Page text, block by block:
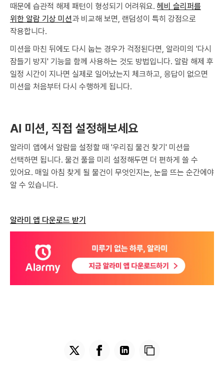
때문에 습관적 해제 패턴이 형성되기 어려워요. 헤비 슬리퍼를
위한 알람 기상 미션과 비교해 보면, 랜덤성이 특히 강점으로
작용합니다.
미션을 마친 뒤에도 다시 눕는 경우가 걱정된다면, 알라미의 '다시
잠들기 방지' 기능을 함께 사용하는 것도 방법입니다. 알람 해제 후
일정 시간이 지나면 실제로 일어났는지 체크하고, 응답이 없으면
미션을 처음부터 다시 수행하게 됩니다.
AI 미션, 직접 설정해보세요
알라미 앱에서 알람을 설정할 때 '우리집 물건 찾기' 미션을
선택하면 됩니다. 물건 풀을 미리 설정해두면 더 편하게 쓸 수
있어요. 매일 아침 찾게 될 물건이 무엇인지는, 눈을 뜨는 순간에야
알 수 있습니다.
알라미 앱 다운로드 받기